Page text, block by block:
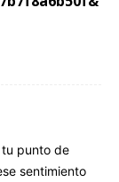
punto de
sentimiento